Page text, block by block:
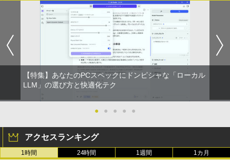
【特集】あなたのPCスペックにドンピシャな「ローカル
LLM」の選び方と快適化テク
● ● ● ● ●
アクセスランキング
1時間 24時間 1週間 1カ月